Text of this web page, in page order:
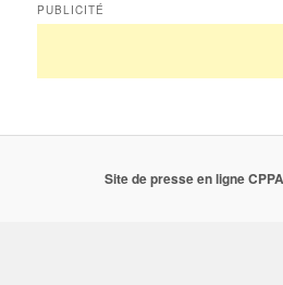
PUBLICITÉ
Site de presse en ligne